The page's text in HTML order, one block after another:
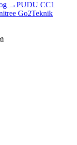
→PUDU CC1
Go2Teknik